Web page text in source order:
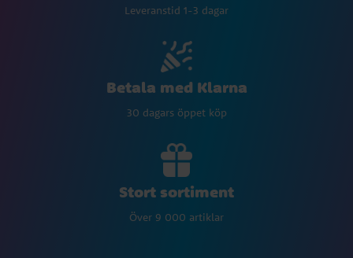
Leveranstid 1-3 dagar
Betala med Klarna
30 dagars öppet köp
Stort sortiment
Över 9 000 artiklar